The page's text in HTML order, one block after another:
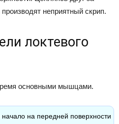
неприятный скрип.
локтевого
основными мышцами.
на передней поверхности